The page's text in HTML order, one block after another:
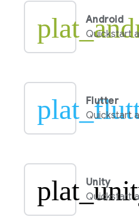
Android
Quickstart
Flutter
Quickstart
Unity
Quickstart